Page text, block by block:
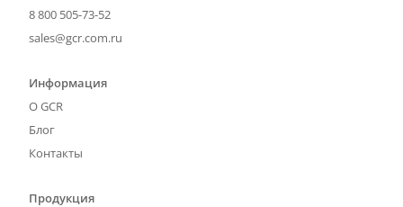
8 800 505-73-52
sales@gcr.com.ru
Информация
О GCR
Блог
Контакты
Продукция